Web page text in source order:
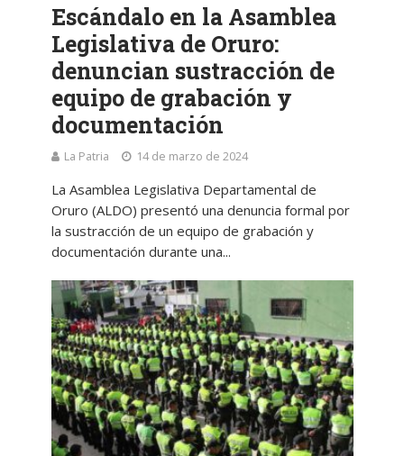
Escándalo en la Asamblea
Legislativa de Oruro:
denuncian sustracción de
equipo de grabación y
documentación
La Patria 14 de marzo de 2024
La Asamblea Legislativa Departamental de
Oruro (ALDO) presentó una denuncia formal por
la sustracción de un equipo de grabación y
documentación durante una...